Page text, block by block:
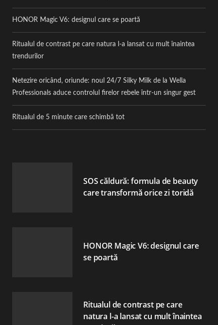
HONOR Magic V6: designul care se poartă
Ritualul de contrast pe care natura l-a lansat cu mult înaintea
trendurilor
Netezire oricând, oriunde: noul 24/7 Silky Milk de la Wella
Professionals aduce controlul firelor rebele într-un singur gest
Ritualul de 5 minute care schimbă tot
SOS căldură: formula de beauty
care transformă orice zi toridă
HONOR Magic V6: designul care
se poartă
Ritualul de contrast pe care
natura l-a lansat cu mult înaintea